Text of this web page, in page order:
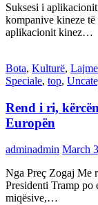
Suksesi i
kompanive kineze
aplikacionit kinez…
Bota, Kulturë, Lajme
Speciale, top,
Rend i ri,
Europën
adminadmin March
Nga Preç Zogaj Me
Presidenti Tramp po
miqësive,…